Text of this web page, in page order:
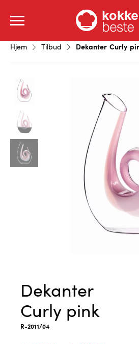
Hjem Tilbud Dekanter Curly
Dekanter
Curly pink
R-2011/04